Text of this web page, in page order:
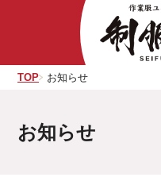
TOP お知らせ
お知らせ